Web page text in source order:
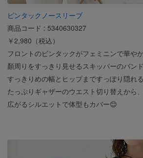
ピンタックノースリーブ
商品コード : 5340630327
￥2,980（税込）
フロントのピンタックがフェミニンで華や
顏周りをすっきり見せるスキッパーのバン
すっきりめの幅とヒップまですっぽり隠れ
たっぷりギャザーのウエスト切り替えから
広がるシルエットで体型もカバー😊